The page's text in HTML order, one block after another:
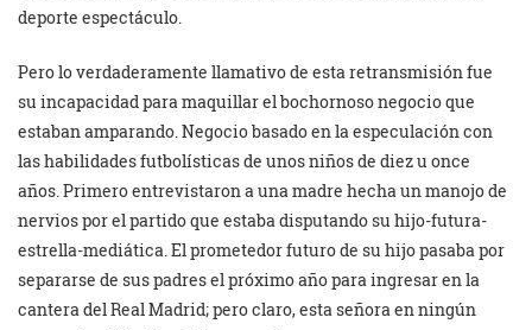
deporte espectáculo.
Pero lo verdaderamente llamativo de esta retransmisión fue
su incapacidad para maquillar el bochornoso negocio que
estaban amparando. Negocio basado en la especulación con
las habilidades futbolísticas de unos niños de diez u once
años. Primero entrevistaron a una madre hecha un manojo de
nervios por el partido que estaba disputando su hijo-futura-
estrella-mediática. El prometedor futuro de su hijo pasaba por
separarse de sus padres el próximo año para ingresar en la
cantera del Real Madrid; pero claro, esta señora en ningún